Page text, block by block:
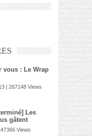
vous : Le Wrap
| 267148 Views
Les
gâtent
Views